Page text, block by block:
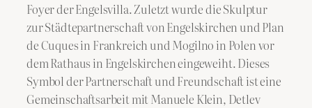
Foyer der Engelsvilla. Zuletzt wurde die Skulptur
zur Städtepartnerschaft von Engelskirchen und Plan
de Cuques in Frankreich und Mogilno in Polen vor
dem Rathaus in Engelskirchen eingeweiht. Dieses
Symbol der Partnerschaft und Freundschaft ist eine
Gemeinschaftsarbeit mit Manuele Klein, Detlev